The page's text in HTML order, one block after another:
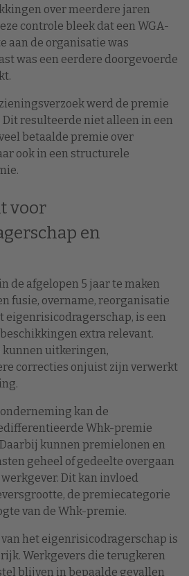
over meerdere jaren
controle bleek dat een WGA-
aan de organisatie was
was een eerdere doorgevoerde
werd de premie
resulteerde niet alleen in een
betaalde premie over
ook in een structurele
voor
en
de afgelopen 5 jaar te maken
fusie, overname, reorganisatie
eigenrisicodragerschap, is een
extra relevant.
kunnen uitkeringen,
correcties onjuist zijn verwerkt
kan de
Whk-premie
kunnen premielonen en
geheel of gedeelte overgaan
Dit kan invloed
de premiecategorie
van de Whk-premie.
het eigenrisicodragerschap is
Werkgevers die terugkeren
blijven in bepaalde gevallen